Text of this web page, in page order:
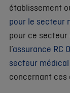
établissement
pour le secteur
pour ce secteur
l’assurance RC
secteur médical
concernant ces